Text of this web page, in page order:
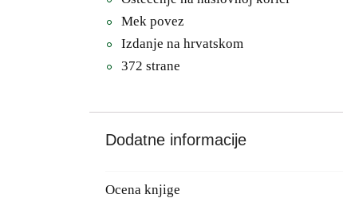
Mek povez
Izdanje na hrvatskom
372 strane
Dodatne informacije
Ocena knjige